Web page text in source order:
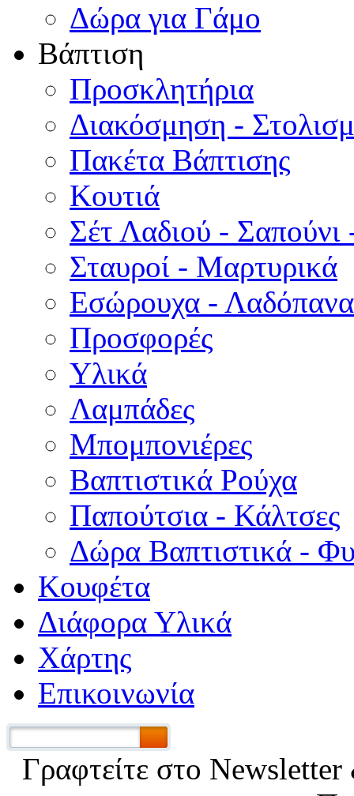
Δώρα για Γάμο
Βάπτιση
Προσκλητήρια
Διακόσμηση -
Πακέτα Βάπτισης
Κουτιά
Σέτ Λαδιού - Σαπούνι
Σταυροί - Μαρτυρικά
Εσώρουχα -
Προσφορές
Υλικά
Λαμπάδες
Μπομπονιέρες
Βαπτιστικά Ρούχα
Παπούτσια - Κάλτσες
Δώρα Βαπτιστικά -
Κουφέτα
Διάφορα Υλικά
Χάρτης
Επικοινωνία
Γραφτείτε στο Νewsletter